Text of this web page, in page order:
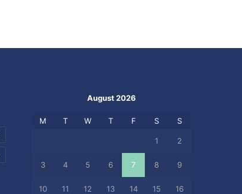
August 2026
M T W T F S S
1 2
3 4 5 6 7 8 9
10 11 12 13 14 15 16